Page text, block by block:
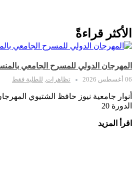
الأكثر قراءةً
المهرجان الدولي للمسرح الجامعي بالمنستير يكشف
06 أغسطس 2026 تظاهرات للطلبة فقط
أنوار جامعية نيوز حافظ الشتيوي
الدورة 20
اقرأ المزيد